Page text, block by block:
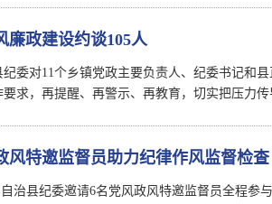
廉政建设约谈105人
委对11个乡镇党政主要负责人、纪委书记和
求，再提醒、再警示、再教育，切实把压力
风特邀监督员助力纪律作风监督检查
治县纪委邀请6名党风政风特邀监督员全程参